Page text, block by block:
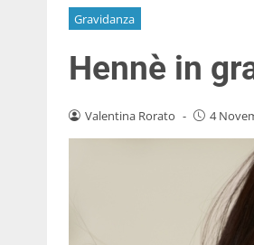
Gravidanza
Hennè in
Valentina Rorato - 4